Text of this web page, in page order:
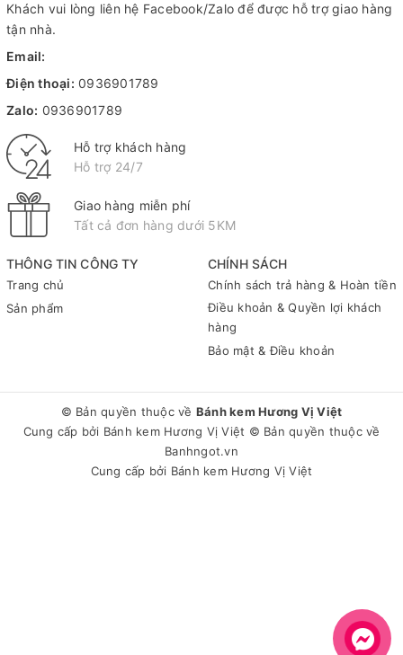
THÔNG TIN CÔNG TY
Trang chủ
Sản phẩm
CHÍNH SÁCH
Chính sách trả hàng & Hoàn tiền
Điều khoản & Quyền lợi khách
hàng
Bảo mật & Điều khoản
Khách vui lòng liên hệ Facebook/Zalo để được hỗ trợ giao hàng
tận nhà.
Email:
Điện thoại: 0936901789
Zalo: 0936901789
Hỗ trợ khách hàng
Hỗ trợ 24/7
Giao hàng miễn phí
Tất cả đơn hàng dưới 5KM
© Bản quyền thuộc về Bánh kem Hương Vị Việt
Cung cấp bởi Bánh kem Hương Vị Việt © Bản quyền thuộc về
Banhngot.vn
Cung cấp bởi Bánh kem Hương Vị Việt